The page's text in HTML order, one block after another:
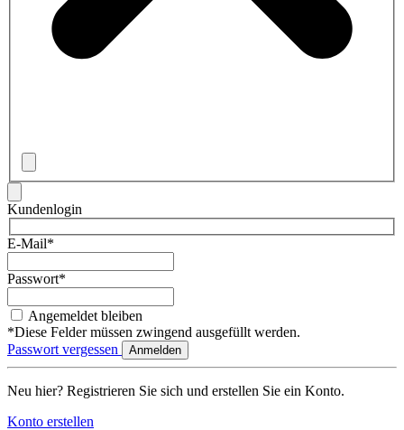
Kundenlogin
E-Mail*
Passwort*
Angemeldet bleiben
*Diese Felder müssen zwingend ausgefüllt werden.
Passwort vergessen
Neu hier? Registrieren Sie sich und erstellen Sie ein Konto.
Konto erstellen